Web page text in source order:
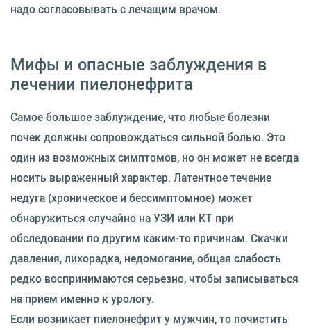
надо согласовывать с лечащим врачом.
Мифы и опасные заблуждения в
лечении пиелонефрита
Самое большое заблуждение, что любые болезни
почек должны сопровождаться сильной болью. Это
один из возможных симптомов, но он может не всегда
носить выраженный характер. Латентное течение
недуга (хроническое и бессимптомное) может
обнаружиться случайно на УЗИ или КТ при
обследовании по другим каким-то причинам. Скачки
давления, лихорадка, недомогание, общая слабость
редко воспринимаются серьезно, чтобы записываться
на прием именно к урологу.
Если возникает пиелонефрит у мужчин, то почистить